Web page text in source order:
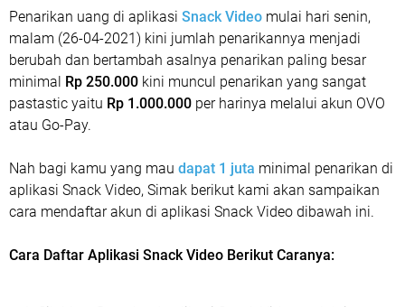
Penarikan uang di aplikasi Snack Video mulai hari senin,
malam (26-04-2021) kini jumlah penarikannya menjadi
berubah dan bertambah asalnya penarikan paling besar
minimal Rp 250.000 kini muncul penarikan yang sangat
pastastic yaitu Rp 1.000.000 per harinya melalui akun OVO
atau Go-Pay.
Nah bagi kamu yang mau dapat 1 juta minimal penarikan di
aplikasi Snack Video, Simak berikut kami akan sampaikan
cara mendaftar akun di aplikasi Snack Video dibawah ini.
Cara Daftar Aplikasi Snack Video Berikut Caranya: